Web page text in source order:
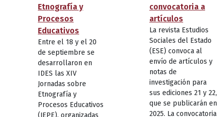
Etnografía y
Procesos
Educativos
Entre el 18 y el 20
de septiembre se
desarrollaron en
IDES las XIV
Jornadas sobre
Etnografía y
Procesos Educativos
(JEPE), organizadas
convocatoria a
artículos
La revista Estudios
Sociales del Estado
(ESE) convoca al
envío de artículos y
notas de
investigación para
sus ediciones 21 y 22,
que se publicarán en
2025. La convocatoria